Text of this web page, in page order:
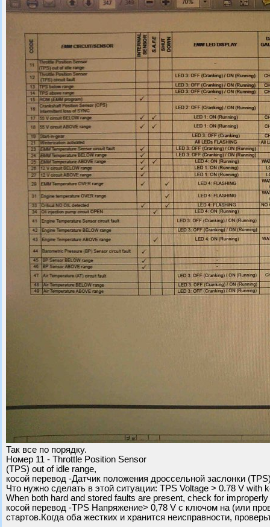
Так все по порядку.
Номер 11 - Throttle Position Sensor
(TPS) out of idle range,
косой перевод -Датчик положения дроссельной заслонки
Что нужно сделать в этой ситуации: TPS Voltage > 0.78 V
When both hard and stored faults are present, check for
косой перевод -TPS Напряжение> 0,78 V с ключом на (или
стартов.Когда оба жестких и хранится неисправности,